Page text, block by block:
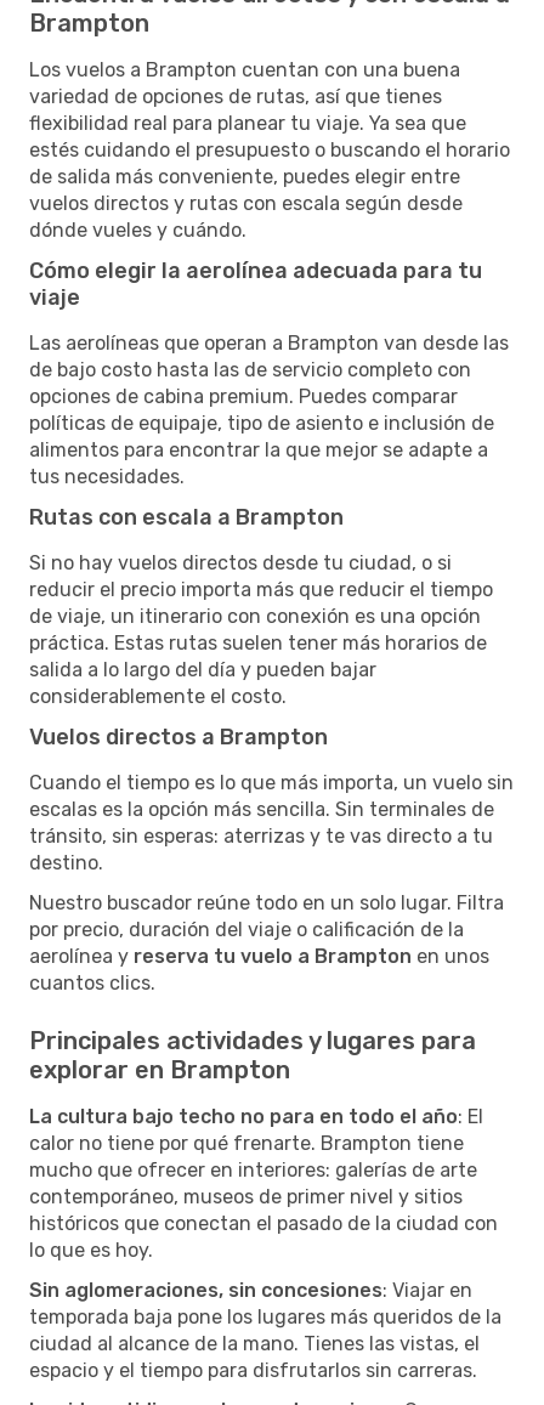
Brampton
Los vuelos a Brampton cuentan con una buena
variedad de opciones de rutas, así que tienes
flexibilidad real para planear tu viaje. Ya sea que
estés cuidando el presupuesto o buscando el horario
de salida más conveniente, puedes elegir entre
vuelos directos y rutas con escala según desde
dónde vueles y cuándo.
Cómo elegir la aerolínea adecuada para tu
viaje
Las aerolíneas que operan a Brampton van desde las
de bajo costo hasta las de servicio completo con
opciones de cabina premium. Puedes comparar
políticas de equipaje, tipo de asiento e inclusión de
alimentos para encontrar la que mejor se adapte a
tus necesidades.
Rutas con escala a Brampton
Si no hay vuelos directos desde tu ciudad, o si
reducir el precio importa más que reducir el tiempo
de viaje, un itinerario con conexión es una opción
práctica. Estas rutas suelen tener más horarios de
salida a lo largo del día y pueden bajar
considerablemente el costo.
Vuelos directos a Brampton
Cuando el tiempo es lo que más importa, un vuelo sin
escalas es la opción más sencilla. Sin terminales de
tránsito, sin esperas: aterrizas y te vas directo a tu
destino.
Nuestro buscador reúne todo en un solo lugar. Filtra
por precio, duración del viaje o calificación de la
aerolínea y reserva tu vuelo a Brampton en unos
cuantos clics.
Principales actividades y lugares para
explorar en Brampton
La cultura bajo techo no para en todo el año: El
calor no tiene por qué frenarte. Brampton tiene
mucho que ofrecer en interiores: galerías de arte
contemporáneo, museos de primer nivel y sitios
históricos que conectan el pasado de la ciudad con
lo que es hoy.
Sin aglomeraciones, sin concesiones: Viajar en
temporada baja pone los lugares más queridos de la
ciudad al alcance de la mano. Tienes las vistas, el
espacio y el tiempo para disfrutarlos sin carreras.